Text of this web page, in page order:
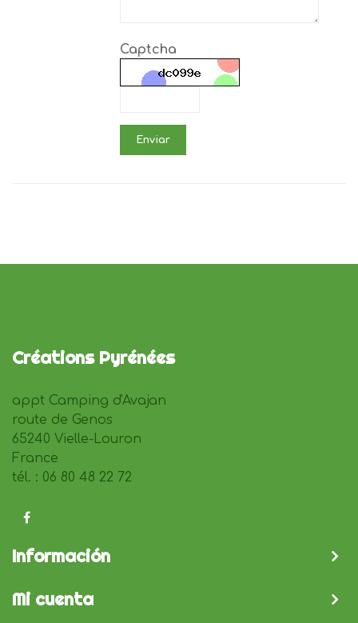
Captcha
Enviar
Créations Pyrénées
appt Camping d'Avajan
route de Genos
65240 Vielle-Louron
France
tél. : 06 80 48 22 72
Información
Mi cuenta